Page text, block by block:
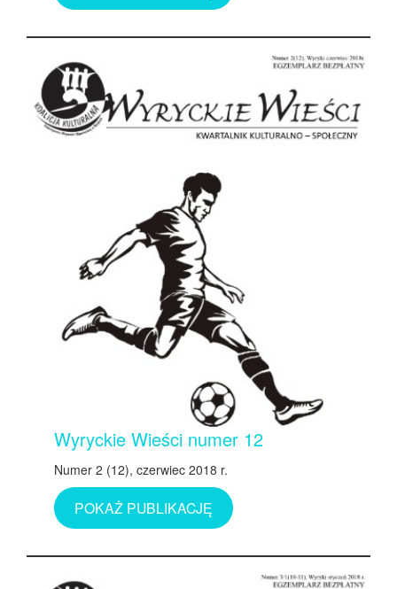
Wyryckie Wieści numer 12
Numer 2 (12), czerwiec 2018 r.
POKAŻ PUBLIKACJĘ